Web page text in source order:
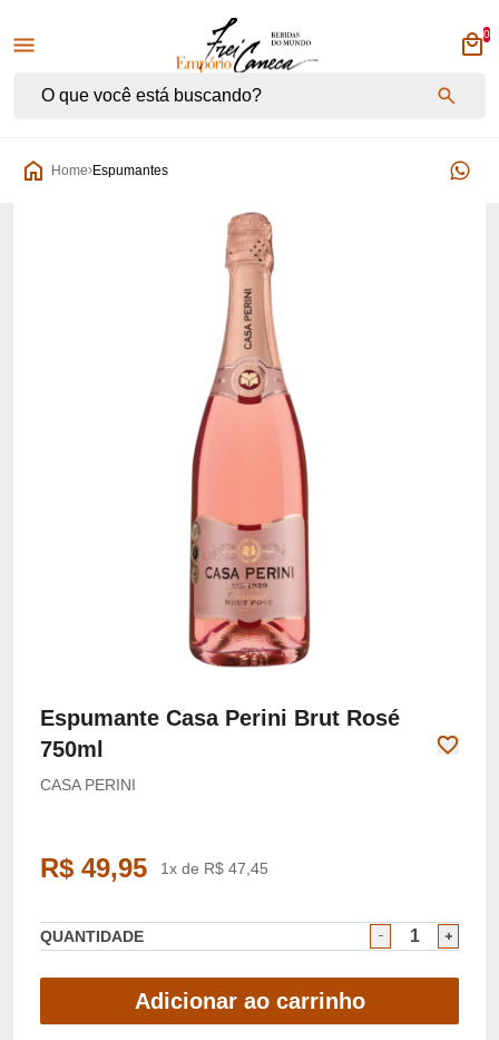
Empório Frei Caneca
0
Home Espumantes
Espumante Casa Perini Brut Rosé
750ml
CASA PERINI
R$ 49,95 1x de R$ 47,45
QUANTIDADE
Adicionar ao carrinho